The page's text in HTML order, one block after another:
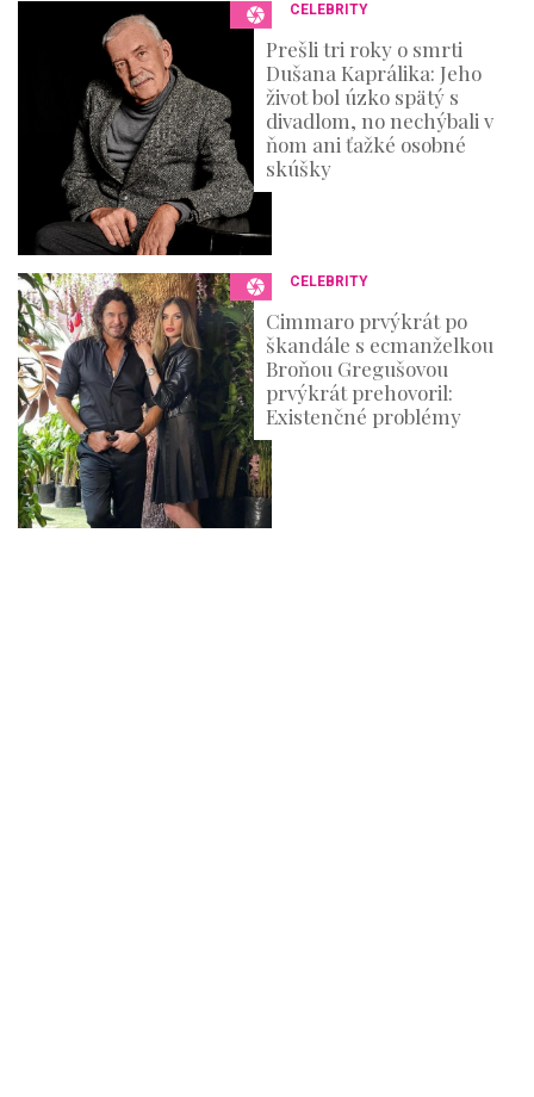
CELEBRITY
Prešli tri roky o smrti
Dušana Kaprálika: Jeho
život bol úzko spätý s
divadlom, no nechýbali v
ňom ani ťažké osobné
skúšky
CELEBRITY
Cimmaro prvýkrát po
škandále s ecmanželkou
Broňou Gregušovou
prvýkrát prehovoril:
Existenčné problémy